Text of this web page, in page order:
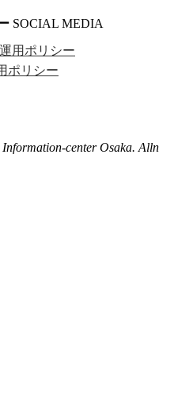
SOCIAL MEDIA
用ポリシー
ポリシー
center Osaka. Alln